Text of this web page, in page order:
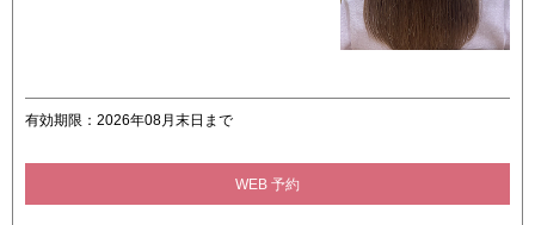
有効期限：2026年08月末日まで
WEB 予約